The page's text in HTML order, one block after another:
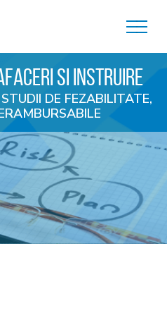
SI INSTRUIRE
DE FEZABILITATE,